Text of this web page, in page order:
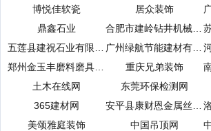
博悦佳软瓷
居众装饰
鼎鑫石业
合肥市建岭钻井机械劳务有限公司
广州绿航节能建材有限公司
重庆兄弟装饰
土木在线网
东莞环保检测网
365建材网
美颂雅庭装饰
中国吊顶网